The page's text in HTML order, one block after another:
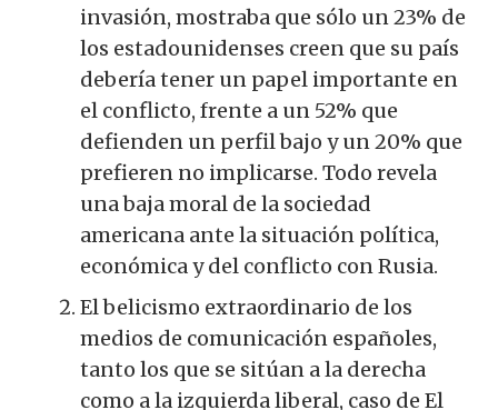
invasión, mostraba que sólo un 23% de
los estadounidenses creen que su país
debería tener un papel importante en
el conflicto, frente a un 52% que
defienden un perfil bajo y un 20% que
prefieren no implicarse. Todo revela
una baja moral de la sociedad
americana ante la situación política,
económica y del conflicto con Rusia.
El belicismo extraordinario de los
medios de comunicación españoles,
tanto los que se sitúan a la derecha
como a la izquierda liberal, caso de El